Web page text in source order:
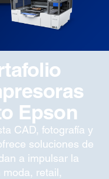
Epson
CAD, fotografía y
soluciones de
a impulsar la
retail,